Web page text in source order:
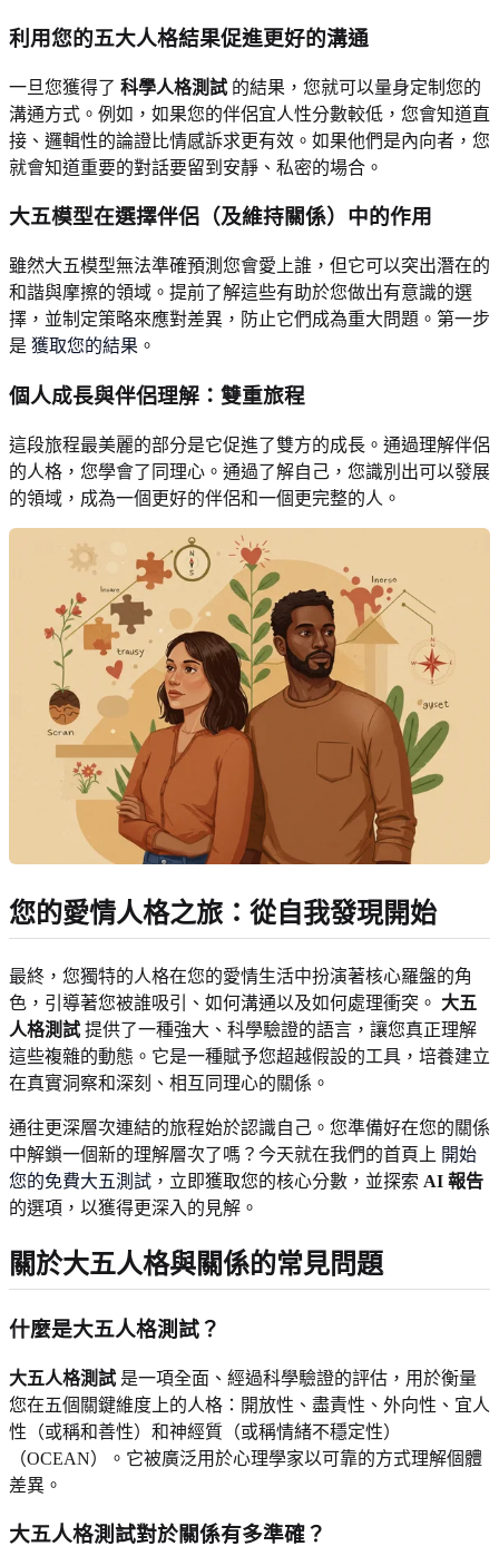
利用您的五大人格結果促進更好的溝通
一旦您獲得了 科學人格測試 的結果，您就可以量身定制您的
溝通方式。例如，如果您的伴侶宜人性分數較低，您會知道直
接、邏輯性的論證比情感訴求更有效。如果他們是內向者，您
就會知道重要的對話要留到安靜、私密的場合。
大五模型在選擇伴侶（及維持關係）中的作用
雖然大五模型無法準確預測您會愛上誰，但它可以突出潛在的
和諧與摩擦的領域。提前了解這些有助於您做出有意識的選
擇，並制定策略來應對差異，防止它們成為重大問題。第一步
是 獲取您的結果 。
個人成長與伴侶理解：雙重旅程
這段旅程最美麗的部分是它促進了雙方的成長。通過理解伴侶
的人格，您學會了同理心。通過了解自己，您識別出可以發展
的領域，成為一個更好的伴侶和一個更完整的人。
您的愛情人格之旅：從自我發現開始
最終，您獨特的人格在您的愛情生活中扮演著核心羅盤的角
色，引導著您被誰吸引、如何溝通以及如何處理衝突。 大五
人格測試 提供了一種強大、科學驗證的語言，讓您真正理解
這些複雜的動態。它是一種賦予您超越假設的工具，培養建立
在真實洞察和深刻、相互同理心的關係。
通往更深層次連結的旅程始於認識自己。您準備好在您的關係
中解鎖一個新的理解層次了嗎？今天就在我們的首頁上 開始
您的免費大五測試 ，立即獲取您的核心分數，並探索 AI 報告
的選項，以獲得更深入的見解。
關於大五人格與關係的常見問題
什麼是大五人格測試？
大五人格測試 是一項全面、經過科學驗證的評估，用於衡量
您在五個關鍵維度上的人格：開放性、盡責性、外向性、宜人
性（或稱和善性）和神經質（或稱情緒不穩定性）
（OCEAN）。它被廣泛用於心理學家以可靠的方式理解個體
差異。
大五人格測試對於關係有多準確？